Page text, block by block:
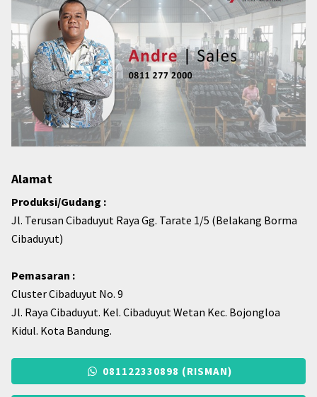
Alamat
Produksi/Gudang :
Jl. Terusan Cibaduyut Raya Gg. Tarate 1/5 (Belakang Borma
Cibaduyut)
Pemasaran :
Cluster Cibaduyut No. 9
Jl. Raya Cibaduyut. Kel. Cibaduyut Wetan Kec. Bojongloa
Kidul. Kota Bandung.
081122330898 (RISMAN)